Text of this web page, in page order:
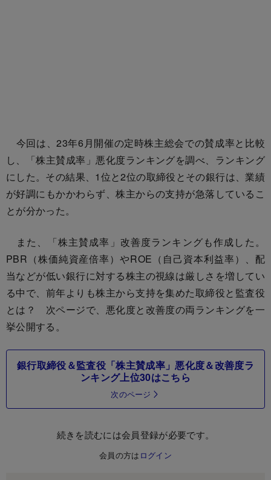
今回は、23年6月開催の定時株主総会での賛成率と比較
し、「株主賛成率」悪化度ランキングを調べ、ランキング
にした。その結果、1位と2位の取締役とその銀行は、業績
が好調にもかかわらず、株主からの支持が急落しているこ
とが分かった。
また、「株主賛成率」改善度ランキングも作成した。
PBR（株価純資産倍率）やROE（自己資本利益率）、配
当などが低い銀行に対する株主の視線は厳しさを増してい
る中で、前年よりも株主から支持を集めた取締役と監査役
とは？ 次ページで、悪化度と改善度の両ランキングを一
挙公開する。
銀行取締役＆監査役「株主賛成率」悪化度＆改善度ラ
ンキング上位30はこちら
次のページ
続きを読むには会員登録が必要です。
会員の方は ログイン